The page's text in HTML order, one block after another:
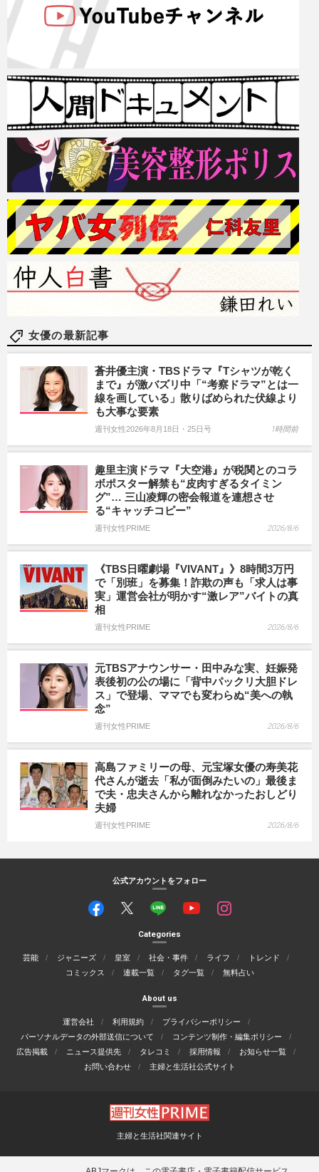
女優の最新記事
蒼井優主演・TBSドラマ『Tシャツが乾く
まで』が激バズリ中「“考察ドラマ”とは一
線を画している」散りばめられた伏線より
も大事な要素
週刊女性2026年8月18日・25日号 1時間前
趣里主演ドラマ『大空港』が税関とのコラ
ボポスター解禁も“皮肉すぎるタイミン
グ”… 三山凌輝の密会報道を連想させ
る“キャッチコピー”
週刊女性PRIME 2026/8/6
《TBS日曜劇場『VIVANT』》8時間3万円
で「別班」を募集！詐欺の声も「求人は事
実」運営会社が明かす“激レア”バイトの真
相
週刊女性PRIME 2026/8/6
元TBSアナウンサー・田中みな実、妊娠発
表後初の公の場に「背中パックリ大胆ドレ
ス」で登場、ママでも変わらぬ“美への執
念”
週刊女性PRIME 2026/8/6
高島ファミリーの母、元宝塚女優の寿美花
代さんが逝去「私が面倒みたいの」最後ま
で夫・忠夫さんから離れなかったおしどり
夫婦
週刊女性PRIME 2026/8/6
公式アカウントをフォロー
Categories
芸能 ジャニーズ 皇室 社会・事件 ライフ
トレンド
コミックス
連載一覧 タグ一覧 無料占い
About us
運営会社 利用規約
プライバシーポリシー
パーソナルデータの外部送信について
コンテンツ制作・編集ポリシー
広告掲載
ニュース提供先 タレコミ 採用情報
お知らせ一覧
お問い合わせ
主婦と生活社公式サイト
主婦と生活社関連サイト